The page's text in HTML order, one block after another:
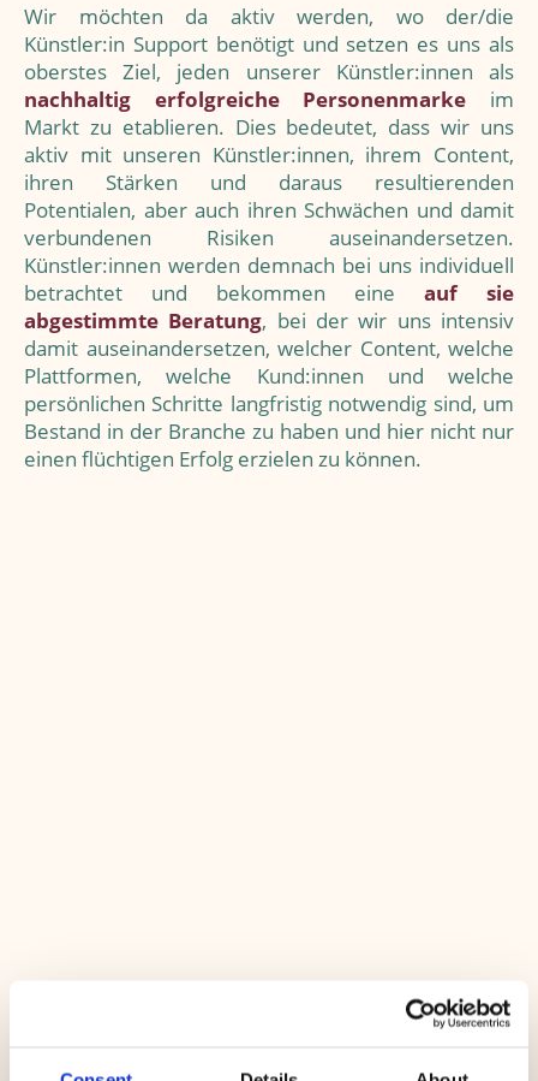
Wir möchten da aktiv werden, wo der/die
Künstler:in Support benötigt und setzen es uns als
oberstes Ziel, jeden unserer Künstler:innen als
nachhaltig erfolgreiche Personenmarke im
Markt zu etablieren. Dies bedeutet, dass wir uns
aktiv mit unseren Künstler:innen, ihrem Content,
ihren Stärken und daraus resultierenden
Potentialen, aber auch ihren Schwächen und damit
verbundenen Risiken auseinandersetzen.
Künstler:innen werden demnach bei uns individuell
betrachtet und bekommen eine auf sie
abgestimmte Beratung, bei der wir uns intensiv
damit auseinandersetzen, welcher Content, welche
Plattformen, welche Kund:innen und welche
persönlichen Schritte langfristig notwendig sind, um
Bestand in der Branche zu haben und hier nicht nur
einen flüchtigen Erfolg erzielen zu können.